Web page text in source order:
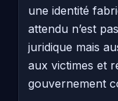
une identité
attendu n’est
juridique mais
aux victimes et
gouvernement